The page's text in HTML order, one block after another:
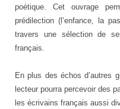
poétique. Cet ouvrage
prédilection (l’enfance, la
travers une sélection de
français.
En plus des échos d’autres
lecteur pourra percevoir des
les écrivains français aussi